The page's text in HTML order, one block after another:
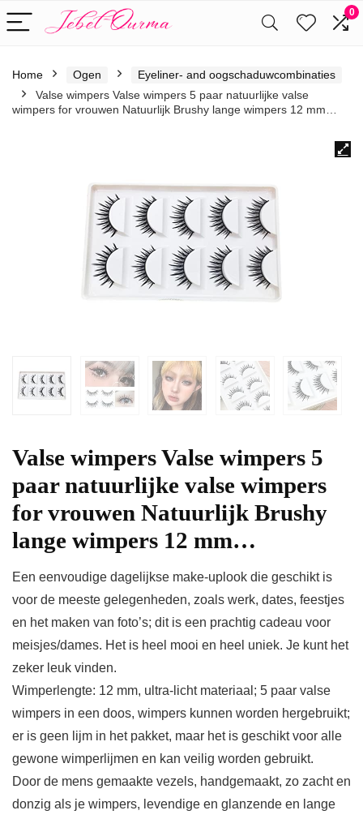
0
Home Ogen
Eyeliner- and oogschaduwcombinaties
Valse wimpers Valse wimpers 5 paar natuurlijke valse
wimpers for vrouwen Natuurlijk Brushy lange wimpers 12 mm…
Valse wimpers Valse wimpers 5
paar natuurlijke valse wimpers
for vrouwen Natuurlijk Brushy
lange wimpers 12 mm…
Een eenvoudige dagelijkse make-uplook die geschikt is
voor de meeste gelegenheden, zoals werk, dates, feestjes
en het maken van foto’s; dit is een prachtig cadeau voor
meisjes/dames. Het is heel mooi en heel uniek. Je kunt het
zeker leuk vinden.
Wimperlengte: 12 mm, ultra-licht materiaal; 5 paar valse
wimpers in een doos, wimpers kunnen worden hergebruikt;
er is geen lijm in het pakket, maar het is geschikt voor alle
gewone wimperlijmen en kan veilig worden gebruikt.
Door de mens gemaakte vezels, handgemaakt, zo zacht en
donzig als je wimpers, levendige en glanzende en lange